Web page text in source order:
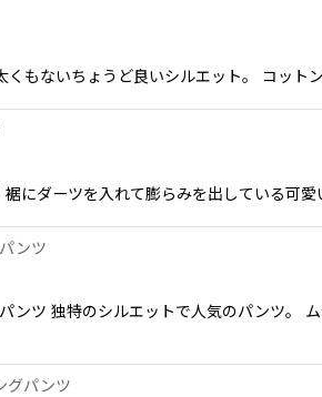
もないちょうど良いシルエット。 コット
にダーツを入れて膨らみを出している
ンツ
ツ 独特のシルエットで人気のパンツ。
グパンツ